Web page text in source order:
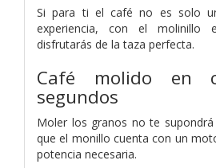
Si para ti el café no es solo
experiencia, con el molinillo
disfrutarás de la taza perfecta.
Café molido en
segundos
Moler los granos no te
que el monillo cuenta con un
potencia necesaria.